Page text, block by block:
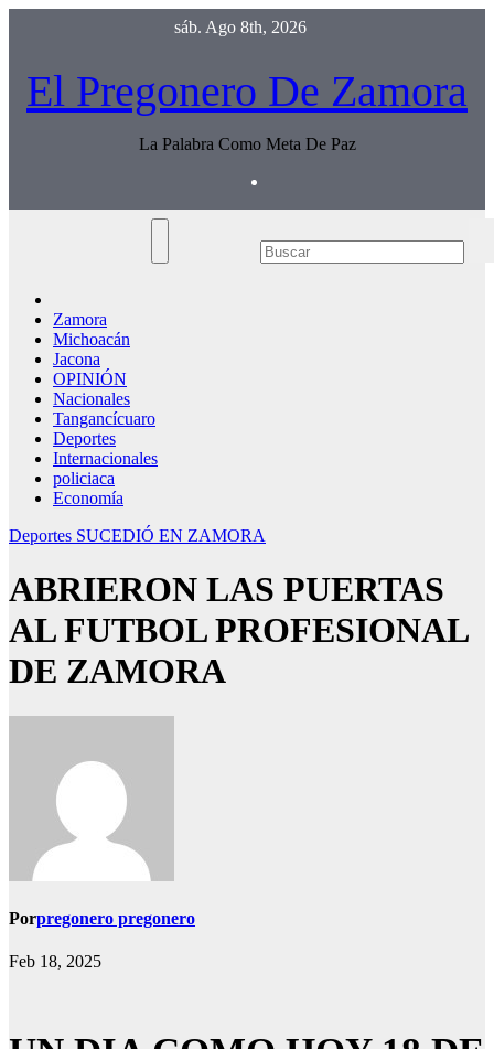
sáb. Ago 8th, 2026
El Pregonero De Zamora
La Palabra Como Meta De Paz
Zamora
Michoacán
Jacona
OPINIÓN
Nacionales
Tangancícuaro
Deportes
Internacionales
policiaca
Economía
Deportes SUCEDIÓ EN ZAMORA
ABRIERON LAS PUERTAS
AL FUTBOL PROFESIONAL
DE ZAMORA
Porpregonero pregonero
Feb 18, 2025